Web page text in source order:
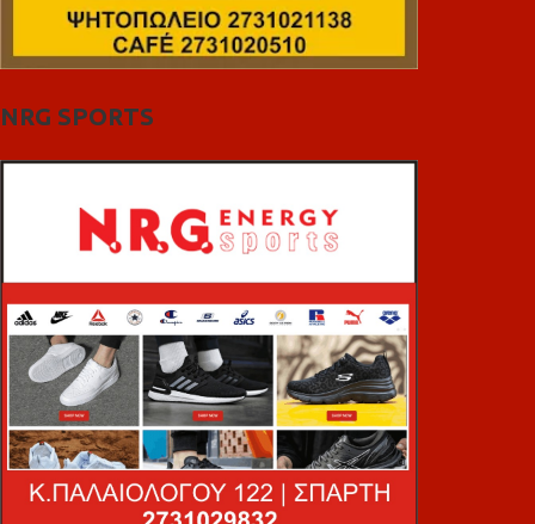
NRG SPORTS